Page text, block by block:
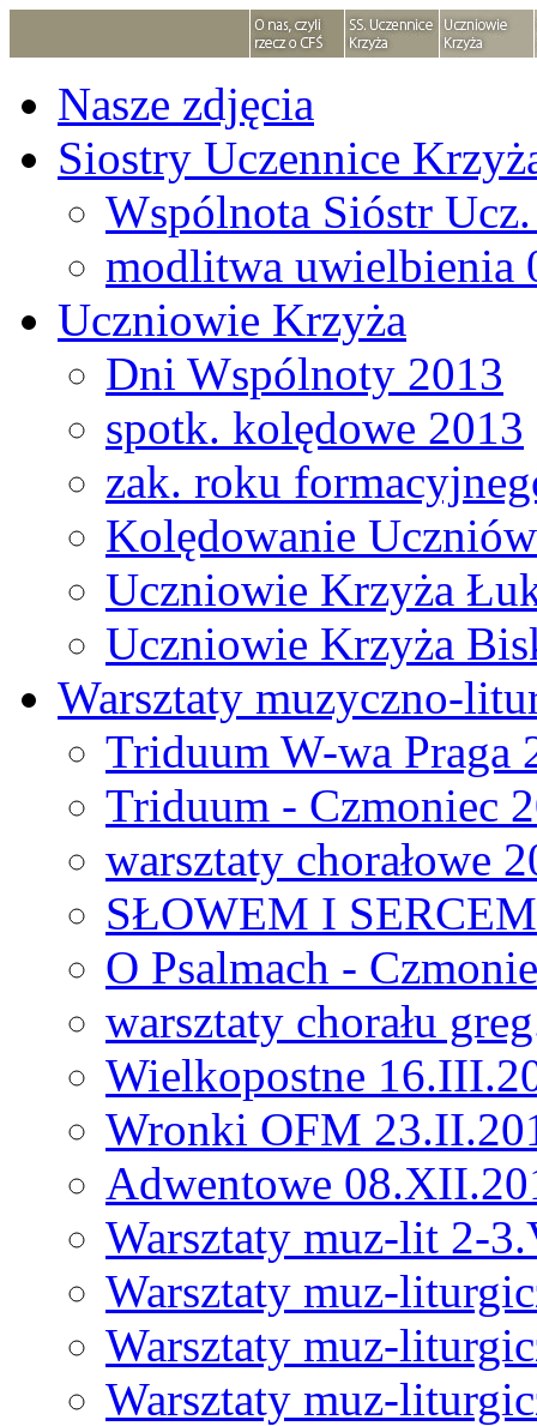
Nasze zdjęcia
Siostry Uczennice
Wspólnota Sióstr
modlitwa uwielbienia
Uczniowie Krzyża
Dni Wspólnoty 2013
spotk. kolędowe 2013
zak. roku
Kolędowanie
Uczniowie Krzyża
Uczniowie Krzyża
Warsztaty muzyczno-
Triduum W-wa Praga
Triduum - Czmoniec
warsztaty chorałowe
SŁOWEM I
O Psalmach -
warsztaty chorału
Wielkopostne
Wronki OFM
Adwentowe
Warsztaty muz-lit 2-
Warsztaty muz-
Warsztaty muz-
Warsztaty muz-